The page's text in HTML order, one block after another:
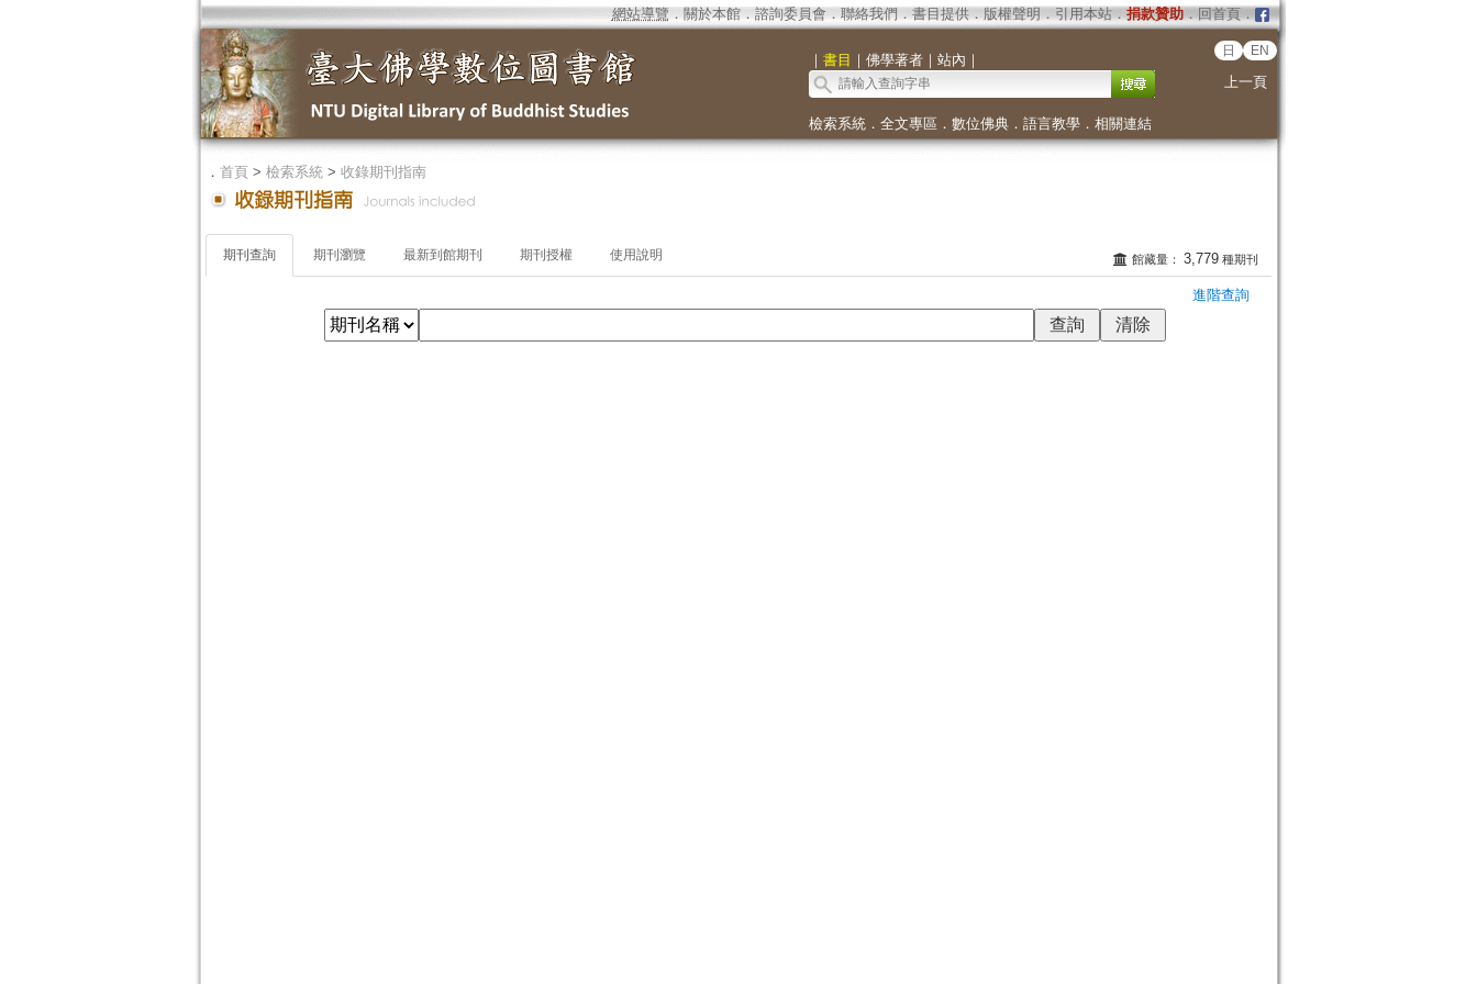
網站導覽 ． 關於本館． 諮詢委員會 ． 聯絡我們 ． 書目提供． 版權聲明． 引用本站．捐款贊助．回首頁．
｜ 書目 ｜ 佛學著者｜ 站內 ｜
日 EN
上一頁
檢索系統． 全文專區 ． 數位佛典． 語言教學． 相關連結
． 首頁> 檢索系統> 收錄期刊指南
期刊查詢 期刊瀏覽 最新到館期刊 期刊授權 使用說明 館藏量： 3,779種期刊
進階查詢